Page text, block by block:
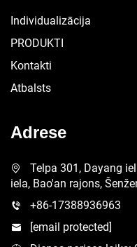
Individualizācija
PRODUKTI
Kontakti
Atbalsts
Adrese
Telpa 301, Dayang
iela, Bao'an rajons,
+86-17388936963
[email protected]